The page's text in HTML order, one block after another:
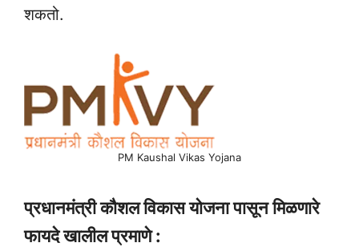
शकतो.
PM Kaushal Vikas Yojana
प्रधानमंत्री कौशल विकास योजना पासून मिळणारे
फायदे खालील प्रमाणे :